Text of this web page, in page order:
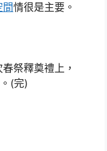
間情很是主要。
祭釋奠禮上，
(完)